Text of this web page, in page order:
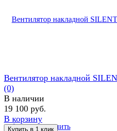
избранное сравнить
Вентилятор накладной
(0)
В наличии
19 100 руб.
В корзину